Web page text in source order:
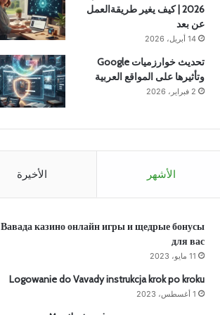
2026 | كيف يغير طريقةالعمل
عن بعد
14 أبريل، 2026
تحديث خوارزميات Google
وتأثيرها على المواقع العربية
2 فبراير، 2026
الأشهر الأخيرة
Вавада казино онлайн игры и щедрые бонусы
для вас
11 مايو، 2023
Logowanie do Vavady instrukcja krok po kroku
1 أغسطس، 2023